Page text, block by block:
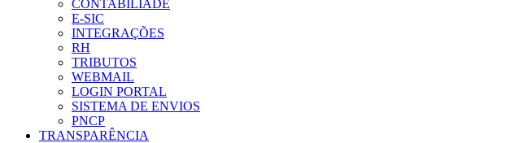
CONTABILIADE
E-SIC
INTEGRAÇÕES
RH
TRIBUTOS
WEBMAIL
LOGIN PORTAL
SISTEMA DE ENVIOS
PNCP
TRANSPARÊNCIA